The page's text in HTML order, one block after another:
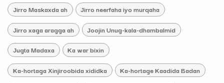
Jirro Maskaxda ah Jirro neerfaha iyo murqaha
Jirro xaga aragga ah Joojin Unug-kala-dhambalmid
Jugta Madaxa Ka war bixin
Ka-hortaga Xinjiroobida xididka Ka-hortage Kaadida Badan